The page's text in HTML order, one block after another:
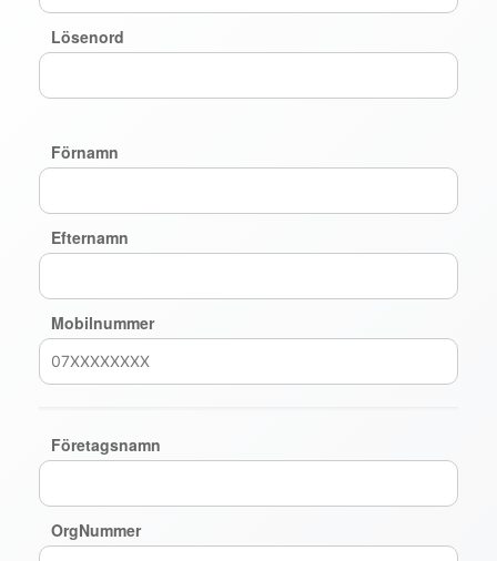
Lösenord
Förnamn
Efternamn
Mobilnummer
Företagsnamn
OrgNummer